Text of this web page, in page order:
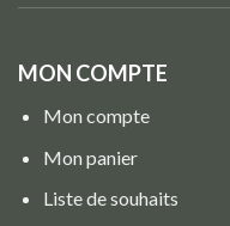
MON COMPTE
Mon compte
Mon panier
Liste de souhaits